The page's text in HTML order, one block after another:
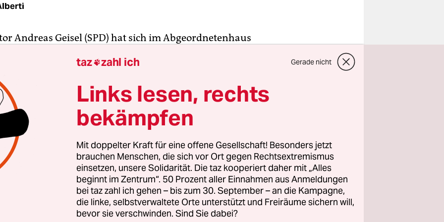
Andreas Geisel (SPD) hat sich im Abgeordnetenhaus
bei der Coronademonstration am Samstag und seiner
Verbotsverfügung anhören müssen. SPD-
Raed Saleh sagte, vielleicht habe es „handwerkliche
Demonstrationsgeschehen“ gegeben, die aufzuklären
Fraktionschefin Antje Kapek teilte die Haltung der
die Verbotsdebatte habe die Stimmung aufgeheizt. Geisel
sein Vorgehen: „Das Verbot war keine Entscheidung
sondern für den Gesundheitschutz.“
der von Rechtsextremen und Reichsbürgern
Demonstration gegen die Coronaregeln waren am
taz zahl ich Gerade nicht
Links lesen, rechts
bekämpfen
Mit doppelter Kraft für eine offene Gesellschaft! Besonders jetzt
brauchen Menschen, die sich vor Ort gegen Rechtsextremismus
einsetzen, unsere Solidarität. Die taz kooperiert daher mit „Alles
beginnt im Zentrum“. 50 Prozent aller Einnahmen aus Anmeldungen
bei taz zahl ich gehen – bis zum 30. September – an die Kampagne,
die linke, selbstverwaltete Orte unterstützt und Freiräume sichern will,
bevor sie verschwinden. Sind Sie dabei?